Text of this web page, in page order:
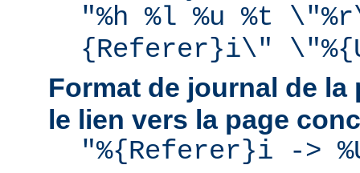
"%h %l %u %t
{Referer}i\"
Format de journal de
le lien vers la page
"%{Referer}i ->